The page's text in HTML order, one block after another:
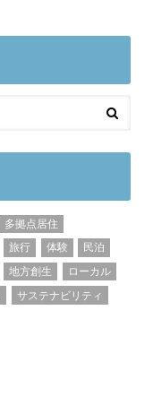
多拠点居住
旅行 体験
民泊
地方創生
ローカル
サステナビリティ